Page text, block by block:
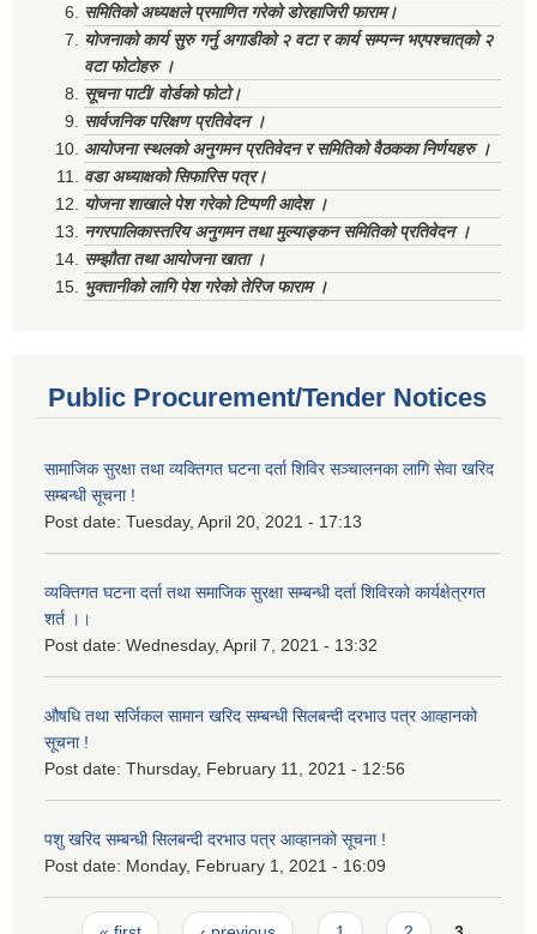
समितिको अध्यक्षले प्रमाणित गरेको डोरहाजिरी फाराम।
योजनाको कार्य सुरु गर्नु अगाडीको २ वटा र कार्य सम्पन्न भएपश्चात्‌को २
वटा फोटोहरु ।
सूचना पाटी/ वोर्डको फोटो।
सार्वजनिक परिक्षण प्रतिवेदन ।
आयोजना स्थलको अनुगमन प्रतिवेदन र समितिको वैठकका निर्णयहरु ।
वडा अध्याक्षको सिफारिस पत्र।
योजना शाखाले पेश गरेको टिप्पणी आदेश ।
नगरपालिकास्तरिय अनुगमन तथा मुल्याङ्कन समितिको प्रतिवेदन ।
सम्झौता तथा आयोजना खाता ।
भुक्तानीको लागि पेश गरेको तेरिज फाराम ।
Public Procurement/Tender Notices
सामाजिक सुरक्षा तथा व्यक्तिगत घटना दर्ता शिविर सञ्चालनका लागि सेवा खरिद
सम्बन्धी सूचना !
Post date: Tuesday, April 20, 2021 - 17:13
व्यक्तिगत घटना दर्ता तथा समाजिक सुरक्षा सम्बन्धी दर्ता शिविरको कार्यक्षेत्रगत
शर्त ।।
Post date: Wednesday, April 7, 2021 - 13:32
औषधि तथा सर्जिकल सामान खरिद सम्बन्धी सिलबन्दी दरभाउ पत्र आव्हानको
सूचना !
Post date: Thursday, February 11, 2021 - 12:56
पशु खरिद सम्बन्धी सिलबन्दी दरभाउ पत्र आव्हानको सूचना !
Post date: Monday, February 1, 2021 - 16:09